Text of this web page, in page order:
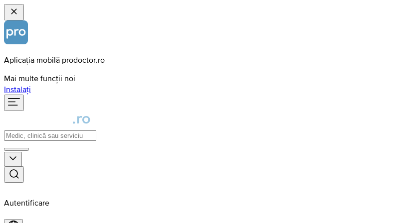
Aplicația mobilă prodoctor.ro
Mai multe funcții noi
Instalați
Autentificare